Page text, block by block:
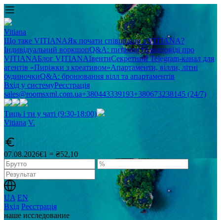
Vitiana
Що таке VITIANAЯк почати співпрацю з VITIANA?
Індивідуальний воркшопQ&A: питання та відповіді про
VITIANAБлог VITIANAІвентиСекретний Telegram-канал для
агентів «Пиріжки з креативом»Апартаменти, вілли, літні
будиночкиQ&A: бронювання вілл та апартаментів
Вхід у системуРеєстрація
sales@roomsxml.com.ua+380443339193+380673238145 (24/7)
Тиць і ти у чаті (9:30-18:00)
Vitiana V.
07.08.2026€1 = ₴52,10
UA EN
Вхід Реєстрація
наше исследование